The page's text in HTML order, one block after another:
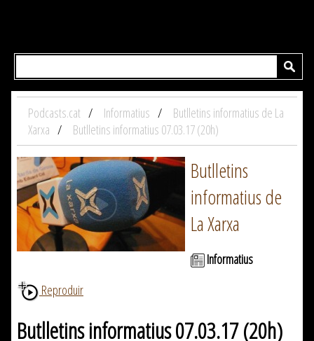
Podcasts.cat Informatius
Butlletins informatius de La
Xarxa
Butlletins informatius 07.03.17 (20h)
Butlletins
informatius de
La Xarxa
Informatius
Reproduir
Butlletins informatius 07.03.17 (20h)